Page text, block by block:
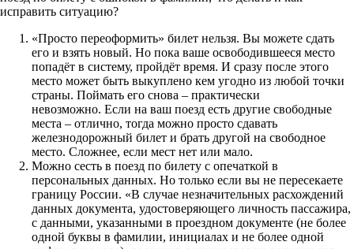
исправить ситуацию?
«Просто переоформить» билет нельзя. Вы можете сдать
его и взять новый. Но пока ваше освободившееся место
попадёт в систему, пройдёт время. И сразу после этого
место может быть выкуплено кем угодно из любой точки
страны. Поймать его снова – практически
невозможно. Если на ваш поезд есть другие свободные
места – отлично, тогда можно просто сдавать
железнодорожный билет и брать другой на свободное
место. Сложнее, если мест нет или мало.
Можно сесть в поезд по билету с опечаткой в
персональных данных. Но только если вы не пересекаете
границу России. «В случае незначительных расхождений
данных документа, удостоверяющего личность пассажира,
с данными, указанными в проездном документе (не более
одной буквы в фамилии, инициалах и не более одной